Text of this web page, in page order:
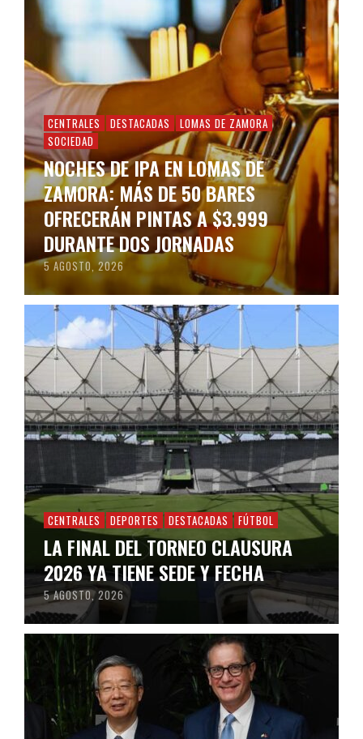
CENTRALES DESTACADAS
LOMAS DE ZAMORA
SOCIEDAD
NOCHES DE IPA EN LOMAS DE
ZAMORA: MÁS DE 50 BARES
OFRECERÁN PINTAS A $3.999
DURANTE DOS JORNADAS
5 AGOSTO, 2026
CENTRALES DEPORTES DESTACADAS FÚTBOL
LA FINAL DEL TORNEO CLAUSURA
2026 YA TIENE SEDE Y FECHA
5 AGOSTO, 2026